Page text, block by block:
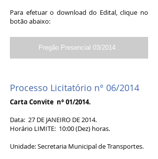
Para efetuar o download do Edital, clique no
botão abaixo:
Pregão Presencial 03/2014 .
Processo Licitatório n° 06/2014
Carta Convite n° 01/2014.
Data: 27 DE JANEIRO DE 2014.
Horário LIMITE: 10:00 (Dez) horas.
Unidade: Secretaria Municipal de Transportes.